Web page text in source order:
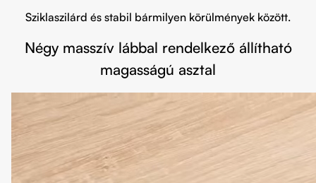
Sziklaszilárd és stabil bármilyen körülmények között.
Négy masszív lábbal rendelkező állítható
magasságú asztal